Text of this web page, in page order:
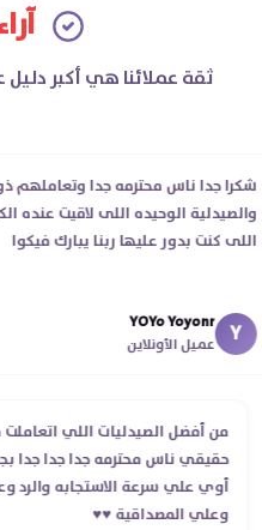
ثقة عملائنا هي أكبر دليل
جدا ناس محترمه جدا وتعاملهم ذوق
الوحيده اللى لاقيت عنده
كنت بدور عليها ربنا يبارك فيكوا
Y
YOYo Yoyonr
عميل الأونلاين
من أفضل الصيدليات اللي
حقيقي ناس محترمه جدا جدا جدا
أوي علي سرعة الاستجابه والرد
وعلي المصداقية ♥️♥️‏